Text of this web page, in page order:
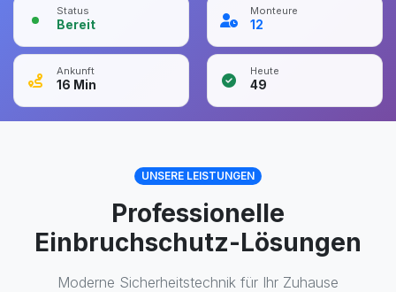
Status
Bereit
Monteure
12
Ankunft
16 Min
Heute
49
UNSERE LEISTUNGEN
Professionelle
Einbruchschutz-Lösungen
Moderne Sicherheitstechnik für Ihr Zuhause